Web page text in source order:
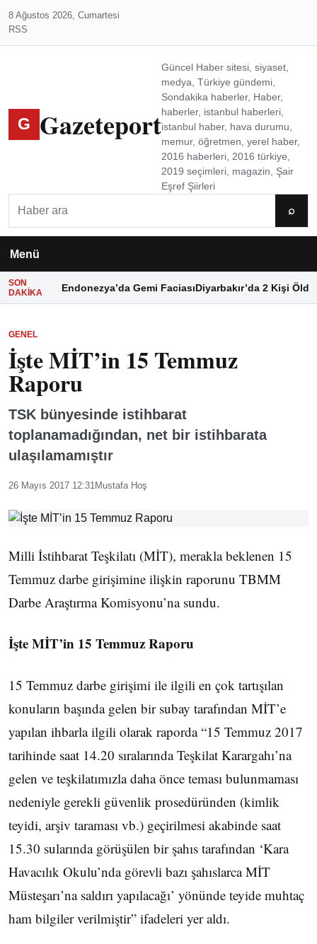
8 Ağustos 2026, Cumartesi
RSS
G Gazeteport
Güncel Haber sitesi, siyaset,
medya, Türkiye gündemi,
Sondakika haberler, Haber,
haberler, istanbul haberleri,
istanbul haber, hava durumu,
memur, öğretmen, yerel haber,
2016 haberleri, 2016 türkiye,
2019 seçimleri, magazin, Şair
Eşref Şiirleri
⌕
Menü
SON
DAKIKA
Endonezya’da Gemi FaciasıDiyarbakır’da 2 Kişi Öldü
GENEL
İşte MİT’in 15 Temmuz
Raporu
TSK bünyesinde istihbarat
toplanamadığından, net bir istihbarata
ulaşılamamıştır
26 Mayıs 2017 12:31Mustafa Hoş
Milli İstihbarat Teşkilatı (MİT), merakla beklenen 15
Temmuz darbe girişimine ilişkin raporunu TBMM
Darbe Araştırma Komisyonu’na sundu.
İşte MİT’in 15 Temmuz Raporu
15 Temmuz darbe girişimi ile ilgili en çok tartışılan
konuların başında gelen bir subay tarafından MİT’e
yapılan ihbarla ilgili olarak raporda “15 Temmuz 2017
tarihinde saat 14.20 sıralarında Teşkilat Karargahı’na
gelen ve teşkilatımızla daha önce teması bulunmaması
nedeniyle gerekli güvenlik prosedüründen (kimlik
teyidi, arşiv taraması vb.) geçirilmesi akabinde saat
15.30 sularında görüşülen bir şahıs tarafından ‘Kara
Havacılık Okulu’nda görevli bazı şahıslarca MİT
Müsteşarı’na saldırı yapılacağı’ yönünde teyide muhtaç
ham bilgiler verilmiştir” ifadeleri yer aldı.